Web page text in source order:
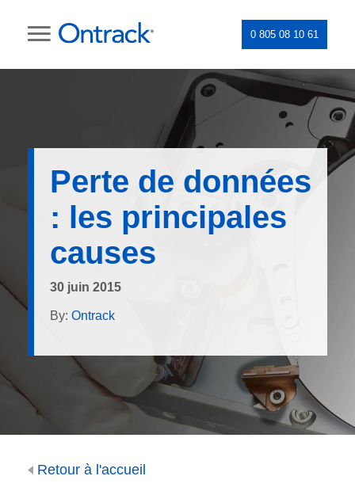
0 805 08 10 61
Perte de données
: les principales
causes
30 juin 2015
By: Ontrack
Retour à l'accueil